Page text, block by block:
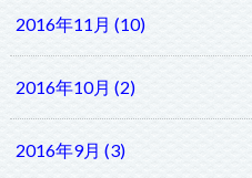
2016年11月 (10)
2016年10月 (2)
2016年9月 (3)